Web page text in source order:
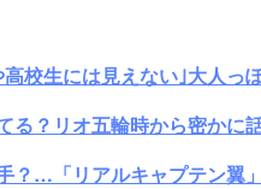
校生には見えない｣大人っ
？リオ五輪時から密かに
？…「リアルキャプテン翼